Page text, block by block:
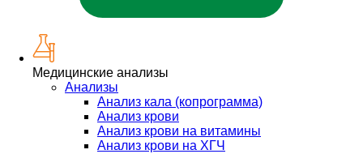
Медицинские анализы
Анализы
Анализ кала (копрограмма)
Анализ крови
Анализ крови на витамины
Анализ крови на ХГЧ